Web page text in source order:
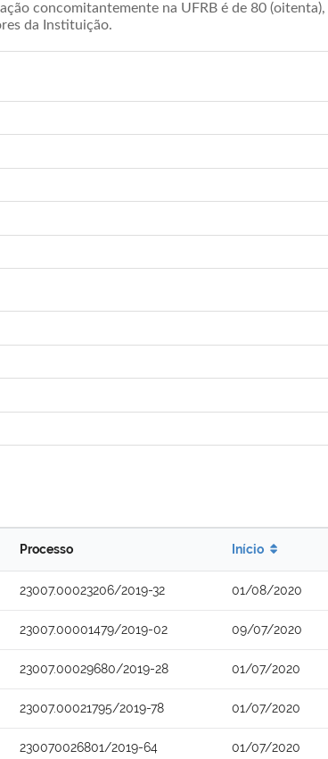
concomitantemente na UFRB é de 80
da Instituição.
Processo Início
23007.00023206/2019-32 01/08/2020
23007.00001479/2019-02 09/07/2020
23007.00029680/2019-28 01/07/2020
23007.00021795/2019-78 01/07/2020
230070026801/2019-64 01/07/2020